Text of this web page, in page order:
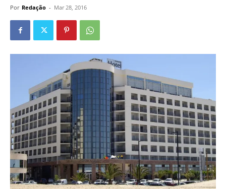
Por Redação - Mar 28, 2016